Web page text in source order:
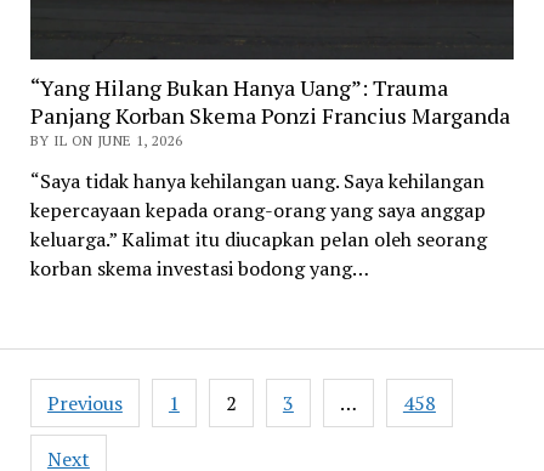
“Yang Hilang Bukan Hanya Uang”: Trauma
Panjang Korban Skema Ponzi Francius Marganda
BY IL ON JUNE 1, 2026
“Saya tidak hanya kehilangan uang. Saya kehilangan
kepercayaan kepada orang-orang yang saya anggap
keluarga.” Kalimat itu diucapkan pelan oleh seorang
korban skema investasi bodong yang…
Posts
pagination
Previous 1 2 3 … 458
Next